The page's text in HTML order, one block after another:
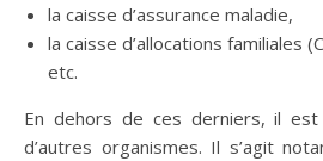
la caisse d’assurance maladie,
la caisse d’allocations familiales
etc.
En dehors de ces derniers, il est
d’autres organismes. Il s’agit